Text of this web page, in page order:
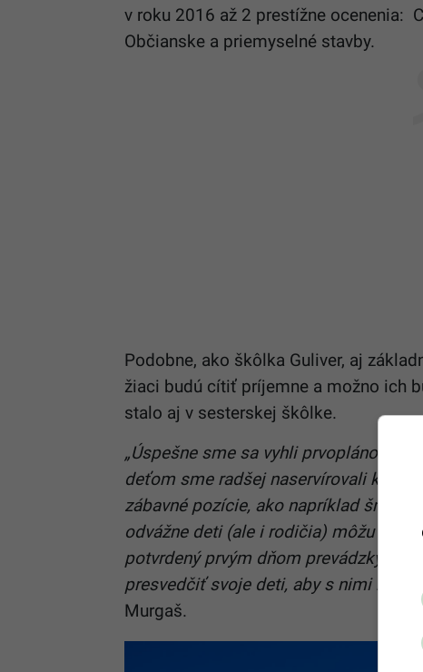
v roku 2016 až 2 prestížne ocenenia:
Občianske a priemyselné stavby.
Podobne, ako škôlka Guliver, aj
žiaci budú cítiť príjemne a možno ich
stalo aj v sesterskej škôlke.
„Úspešne sme sa vyhli prvoplánovým
deťom sme radšej naservírovali kúsok
zábavné pozície, ako napríklad
odvážne deti (ale i rodičia) môžu
potvrdený prvým dňom prevádzky
presvedčiť svoje deti, aby s nimi
Murgaš.